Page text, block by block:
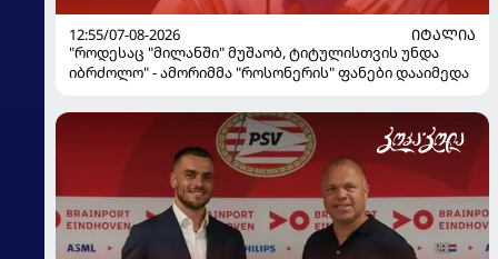
12:55/07-08-2026
ᲘᲢᲐᲚᲘᲐ
"როდესაც "მილანში" მუშაობ, ტიტულისთვის უნდა
იბრძოლო" - ამორიმმა "როსონერის" ფანები დააიმედა